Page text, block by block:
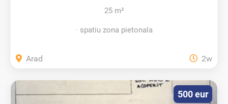
25 m²
spatiu zona pietonala
Arad 2w
500 eur